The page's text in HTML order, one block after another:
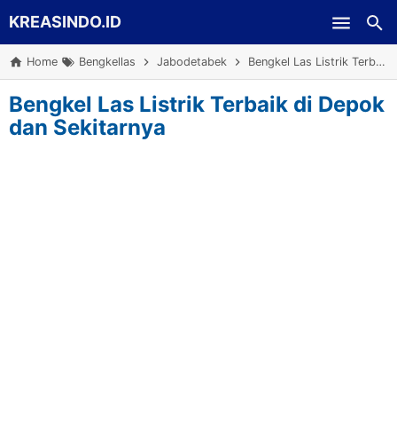
KREASINDO.ID
Home Bengkellas Jabodetabek Bengkel Las Listrik Terbaik di Depok dan Sekitarnya
Bengkel Las Listrik Terbaik di Depok
dan Sekitarnya